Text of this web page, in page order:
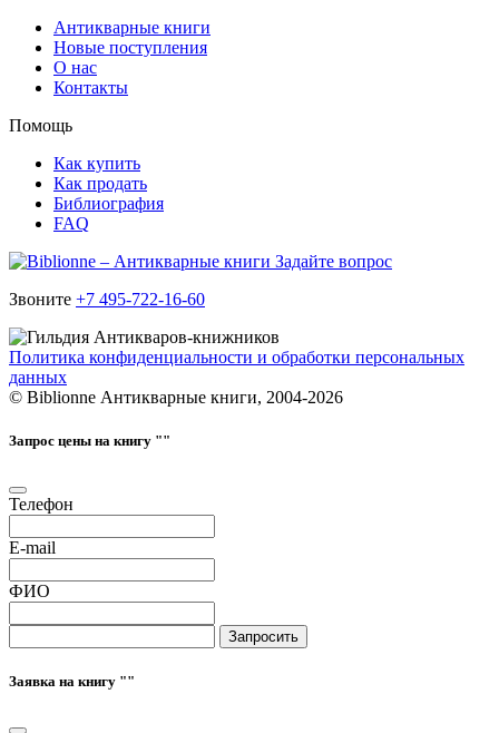
Антикварные книги
Новые поступления
О нас
Контакты
Помощь
Как купить
Как продать
Библиография
FAQ
Задайте вопрос
Звоните +7 495-722-16-60
Политика конфиденциальности и обработки персональных
данных
© Biblionne Антикварные книги, 2004-2026
Запрос цены на книгу ""
Телефон
E-mail
ФИО
Запросить
Заявка на книгу ""